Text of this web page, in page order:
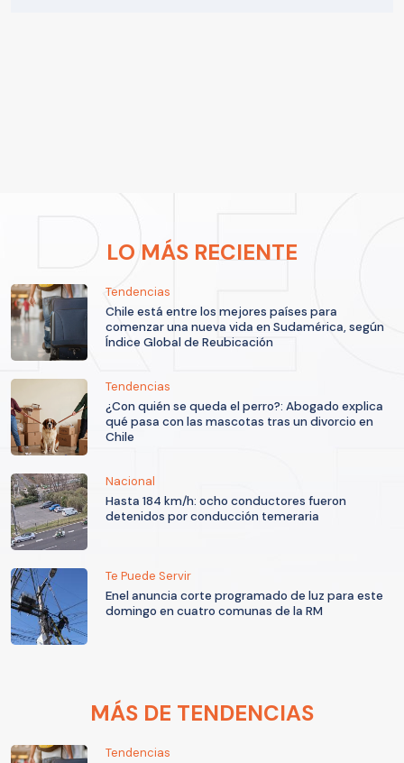
LO MÁS RECIENTE
Tendencias
Chile está entre los mejores países para
comenzar una nueva vida en Sudamérica, según
Índice Global de Reubicación
Tendencias
¿Con quién se queda el perro?: Abogado explica
qué pasa con las mascotas tras un divorcio en
Chile
Nacional
Hasta 184 km/h: ocho conductores fueron
detenidos por conducción temeraria
Te Puede Servir
Enel anuncia corte programado de luz para este
domingo en cuatro comunas de la RM
MÁS DE TENDENCIAS
Tendencias